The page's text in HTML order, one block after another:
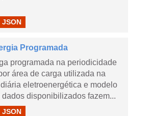
JSON
Programada
programada na periodicidade
área de carga utilizada na
eletroenergética e modelo
dados disponibilizados fazem...
JSON